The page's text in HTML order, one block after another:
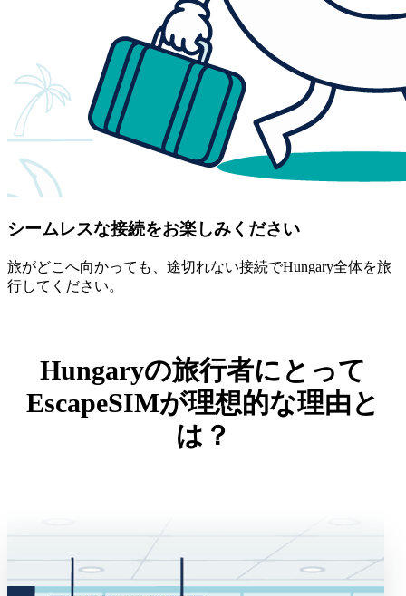
シームレスな接続をお楽しみください
旅がどこへ向かっても、途切れない接続でHungary全体を旅
行してください。
Hungaryの旅行者にとって
EscapeSIMが理想的な理由と
は？